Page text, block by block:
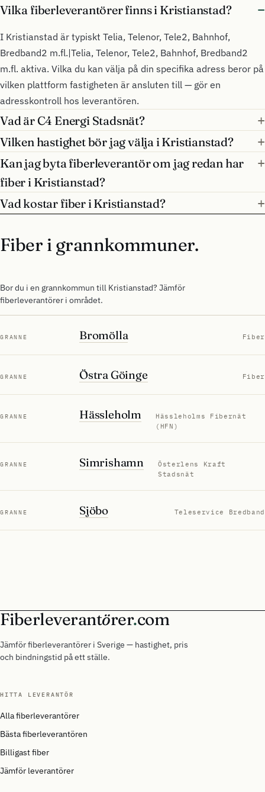
Vilka fiberleverantörer finns i Kristianstad?
I Kristianstad är typiskt Telia, Telenor, Tele2, Bahnhof,
Bredband2 m.fl.|Telia, Telenor, Tele2, Bahnhof, Bredband2
m.fl. aktiva. Vilka du kan välja på din specifika adress beror på
vilken plattform fastigheten är ansluten till — gör en
adresskontroll hos leverantören.
Vad är C4 Energi Stadsnät?
Vilken hastighet bör jag välja i Kristianstad?
Kan jag byta fiberleverantör om jag redan har
fiber i Kristianstad?
Vad kostar fiber i Kristianstad?
Fiber i grannkommuner.
Bor du i en grannkommun till Kristianstad? Jämför
fiberleverantörer i området.
GRANNE Bromölla Fiber
GRANNE Östra Göinge Fiber
GRANNE Hässleholm
Hässleholms Fibernät
(HFN)
GRANNE Simrishamn
Österlens Kraft
Stadsnät
GRANNE Sjöbo Teleservice Bredband
Fiberleverantörer.com
Jämför fiberleverantörer i Sverige — hastighet, pris
och bindningstid på ett ställe.
HITTA LEVERANTÖR
Alla fiberleverantörer
Bästa fiberleverantören
Billigast fiber
Jämför leverantörer